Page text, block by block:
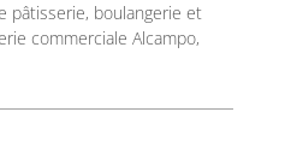
pâtisserie, boulangerie et
commerciale Alcampo,